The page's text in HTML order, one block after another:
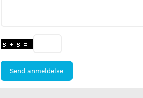
Send anmeldelse